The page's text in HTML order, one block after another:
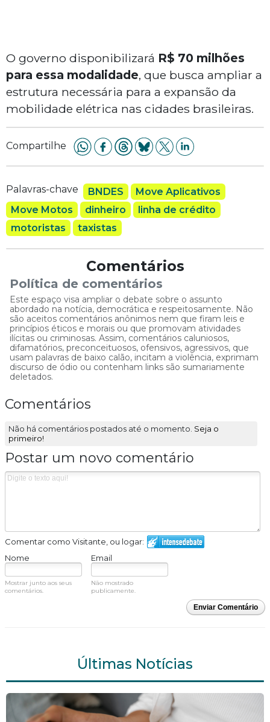
O governo disponibilizará R$ 70 milhões
para essa modalidade, que busca ampliar a
estrutura necessária para a expansão da
mobilidade elétrica nas cidades brasileiras.
Compartilhe
Palavras-chave BNDES
Move Aplicativos
Move Motos
dinheiro
linha de crédito
motoristas
taxistas
Comentários
Política de comentários
Este espaço visa ampliar o debate sobre o assunto
abordado na notícia, democrática e respeitosamente. Não
são aceitos comentários anônimos nem que firam leis e
princípios éticos e morais ou que promovam atividades
ilícitas ou criminosas. Assim, comentários caluniosos,
difamatórios, preconceituosos, ofensivos, agressivos, que
usam palavras de baixo calão, incitam a violência, exprimam
discurso de ódio ou contenham links são sumariamente
deletados.
Comentários
Não há comentários postados até o momento. Seja o
primeiro!
Postar um novo comentário
Comentar como Visitante, ou logar:
Nome
Email
Mostrar junto aos seus
comentários.
Não mostrado
publicamente.
Enviar Comentário
Últimas Notícias